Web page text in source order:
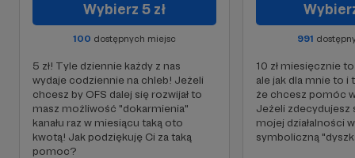
Wybierz 5 zł
100 dostępnych miejsc
5 zł! Tyle dziennie każdy z nas
wydaje codziennie na chleb! Jeżeli
chcesz by OFS dalej się rozwijał to
masz możliwość "dokarmienia"
kanału raz w miesiącu taką oto
kwotą! Jak podziękuję Ci za taką
pomoc?
991
10 zł miesięcznie
ale jak dla mnie to i
że chcesz pomóc
Jeżeli zdecydujesz
mojej działalności
symboliczną